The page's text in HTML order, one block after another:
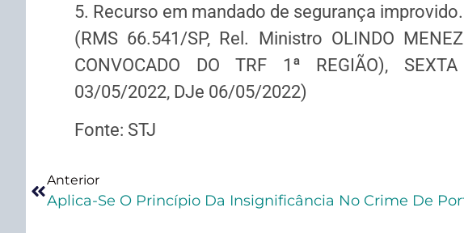
5. Recurso em mandado de segurança improvido.
(RMS 66.541/SP, Rel. Ministro OLINDO
CONVOCADO DO TRF 1ª REGIÃO),
03/05/2022, DJe 06/05/2022)
Fonte: STJ
Anterior